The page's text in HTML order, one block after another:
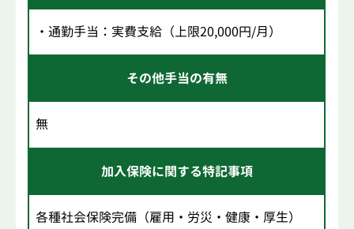
・通勤手当：実費支給（上限20,000円/月）
その他手当の有無
無
加入保険に関する特記事項
各種社会保険完備（雇用・労災・健康・厚生）